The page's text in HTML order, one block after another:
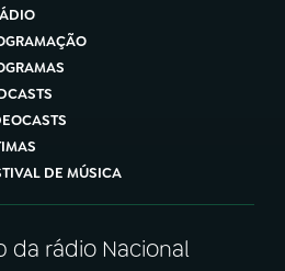
DE MÚSICA
da rádio Nacional